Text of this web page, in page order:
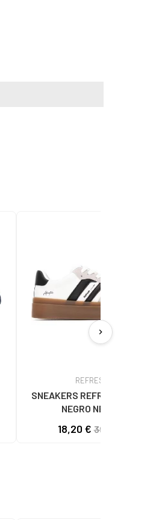
REFRESH
SNEAKERS REFRESH 173053
NEGRO NEGRO
18,20 €39,95 €
chevron_right